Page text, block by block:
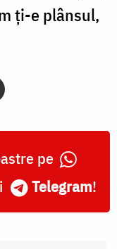
ţi-e plânsul,
pe
Telegram!